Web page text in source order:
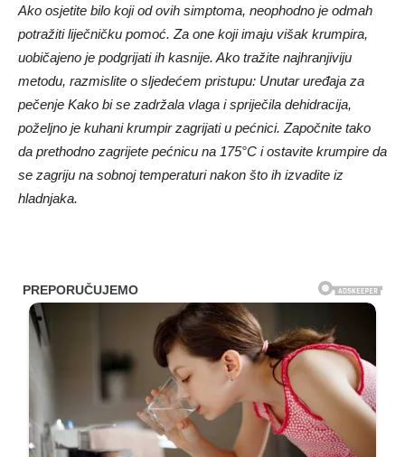
Ako osjetite bilo koji od ovih simptoma, neophodno je odmah
potražiti liječničku pomoć. Za one koji imaju višak krumpira,
uobičajeno je podgrijati ih kasnije. Ako tražite najhranjiviju
metodu, razmislite o sljedećem pristupu: Unutar uređaja za
pečenje Kako bi se zadržala vlaga i spriječila dehidracija,
poželjno je kuhani krumpir zagrijati u pećnici. Započnite tako
da prethodno zagrijete pećnicu na 175°C i ostavite krumpire da
se zagriju na sobnoj temperaturi nakon što ih izvadite iz
hladnjaka.